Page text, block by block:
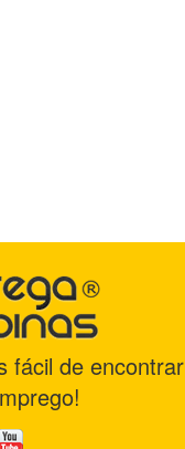
fácil de encontrar